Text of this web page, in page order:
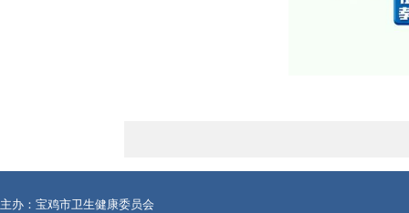
主办：宝鸡市卫生健康委员会